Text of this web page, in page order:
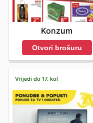
Konzum
Otvori brošuru
Vrijedi do 17. kol